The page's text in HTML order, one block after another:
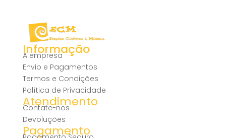
Informação
A empresa
Envio e Pagamentos
Termos e Condições
Política de Privacidade
Atendimento
Contate-nos
Devoluções
Pagamento